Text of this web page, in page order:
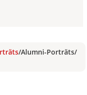
/Alumni-Porträts/